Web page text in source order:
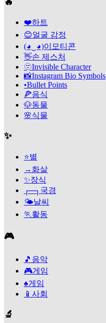
❤️하트
😊얼굴 감정
(◕‿◕)이모티콘
👋손 제스처
🫥Invisible Character
📸Instagram Bio Symbols
•Bullet Points
🍕음식
🐶동물
🌸식물
✨
⭐별
→ 화살
✨장식
┌─┐ 국경
🌤️날씨
🏃 활동
🎮
🎵 음악
🎮게임
♠️게임
📱 사회
🔬